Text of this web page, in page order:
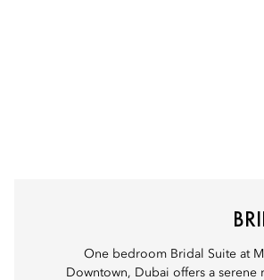
One bedroom Bridal Suite at
Downtown, Dubai offers a serene